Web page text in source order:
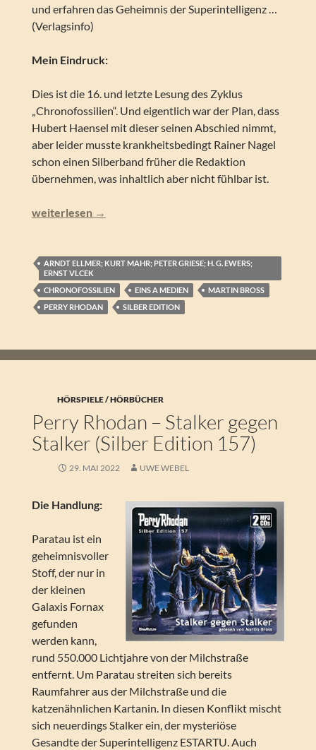
und erfahren das Geheimnis der Superintelligenz …
(Verlagsinfo)
Mein Eindruck:
Dies ist die 16. und letzte Lesung des Zyklus
„Chronofossilien“. Und eigentlich war der Plan, dass
Hubert Haensel mit dieser seinen Abschied nimmt,
aber leider musste krankheitsbedingt Rainer Nagel
schon einen Silberband früher die Redaktion
übernehmen, was inhaltlich aber nicht fühlbar ist.
Perry Rhodan – Im Garten der ESTARTU (Silber Edition
weiterlesen →
ARNDT ELLMER; KURT MAHR; PETER GRIESE; H. G. EWERS;
ERNST VLCEK
CHRONOFOSSILIEN
EINS A MEDIEN
MARTIN BROSS
PERRY RHODAN
SILBER EDITION
HÖRSPIELE / HÖRBÜCHER
Perry Rhodan – Stalker gegen
Stalker (Silber Edition 157)
29. MAI 2022 UWE WEBEL
Die Handlung:
Paratau ist ein
geheimnisvoller
Stoff, der nur in
der kleinen
Galaxis Fornax
gefunden
werden kann,
rund 550.000 Lichtjahre von der Milchstraße
entfernt. Um Paratau streiten sich bereits
Raumfahrer aus der Milchstraße und die
katzenähnlichen Kartanin. In diesen Konflikt mischt
sich neuerdings Stalker ein, der mysteriöse
Gesandte der Superintelligenz ESTARTU. Auch